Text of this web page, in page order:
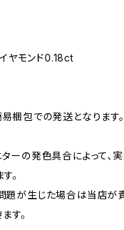
ヤモンド0.18ct
梱包での発送となります。
ーの発色具合によって、
。
題が生じた場合は当店が
す。